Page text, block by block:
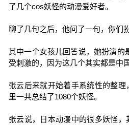
了几个cos妖怪的动漫爱好者。
聊了几句之后，他问了一句，你们
其中一个女孩儿回答说，她扮演的
受刺激的，因为这几个其实都是中
张云后来就开始着手系统性的整
里一共总结了1080个妖怪。
张云说，日本动漫中的很多妖怪